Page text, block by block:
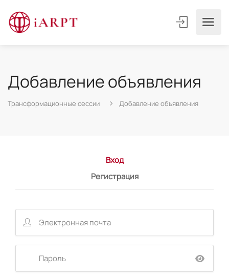
Добавление объявления
Трансформационные сессии Добавление объявления
Вход
Регистрация